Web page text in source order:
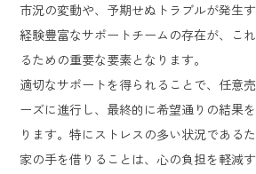
市況の変動や、予期せぬトラブルが発生す
経験豊富なサポートチームの存在が、こ
るための重要な要素となります。
適切なサポートを得られることで、任意
ーズに進行し、最終的に希望通りの結果
ります。特にストレスの多い状況である
家の手を借りることは、心の負担を軽減